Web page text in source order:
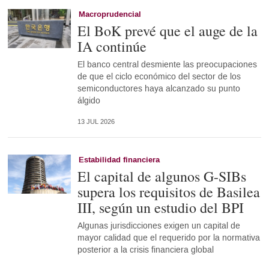
Macroprudencial
El BoK prevé que el auge de la
IA continúe
El banco central desmiente las preocupaciones
de que el ciclo económico del sector de los
semiconductores haya alcanzado su punto
álgido
13 JUL 2026
Estabilidad financiera
El capital de algunos G-SIBs
supera los requisitos de Basilea
III, según un estudio del BPI
Algunas jurisdicciones exigen un capital de
mayor calidad que el requerido por la normativa
posterior a la crisis financiera global